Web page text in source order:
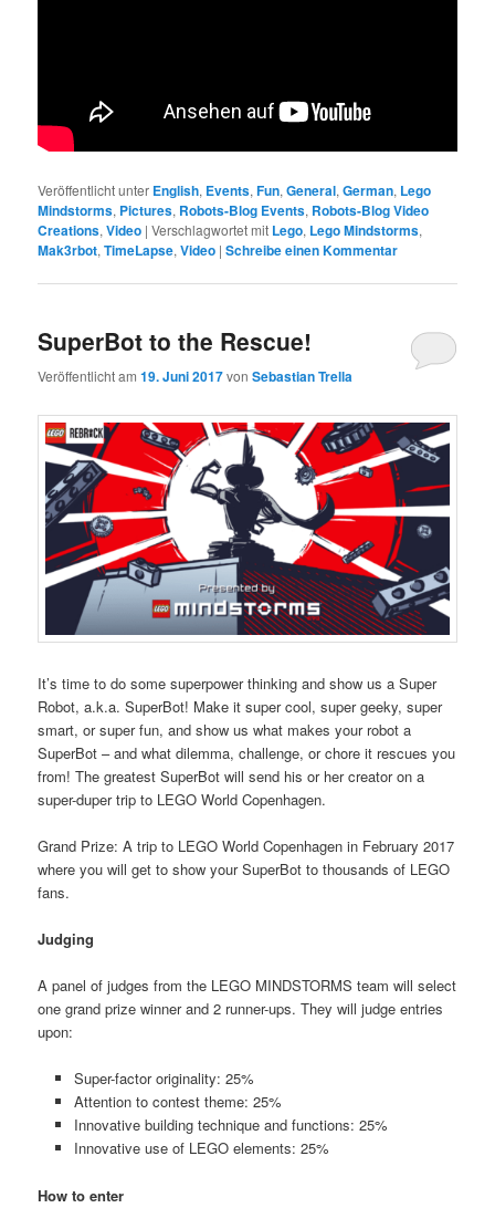
Veröffentlicht unter English, Events,Fun,General,German, Lego
Mindstorms, Pictures, Robots-Blog Events, Robots-Blog Video
Creations,Video |Verschlagwortet mit Lego, Lego Mindstorms,
Mak3rbot,TimeLapse,Video |Schreibe einen Kommentar
SuperBot to the Rescue!
Veröffentlicht am19. Juni 2017vonSebastian Trella
It’s time to do some superpower thinking and show us a Super
Robot, a.k.a. SuperBot! Make it super cool, super geeky, super
smart, or super fun, and show us what makes your robot a
SuperBot – and what dilemma, challenge, or chore it rescues you
from! The greatest SuperBot will send his or her creator on a
super-duper trip to LEGO World Copenhagen.
Grand Prize: A trip to LEGO World Copenhagen in February 2017
where you will get to show your SuperBot to thousands of LEGO
fans.
Judging
A panel of judges from the LEGO MINDSTORMS team will select
one grand prize winner and 2 runner-ups. They will judge entries
upon:
Super-factor originality: 25%
Attention to contest theme: 25%
Innovative building technique and functions: 25%
Innovative use of LEGO elements: 25%
How to enter